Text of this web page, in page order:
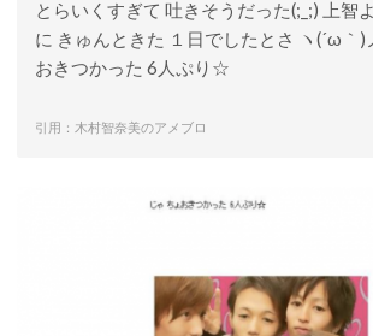
とらいくすぎて 吐きそうだった(;_;) 上智
に きゅんときた １日でしたとさ ヽ(´ω｀)
おきつかった 6人ぷり☆
引用：木村智奈美のアメブロ